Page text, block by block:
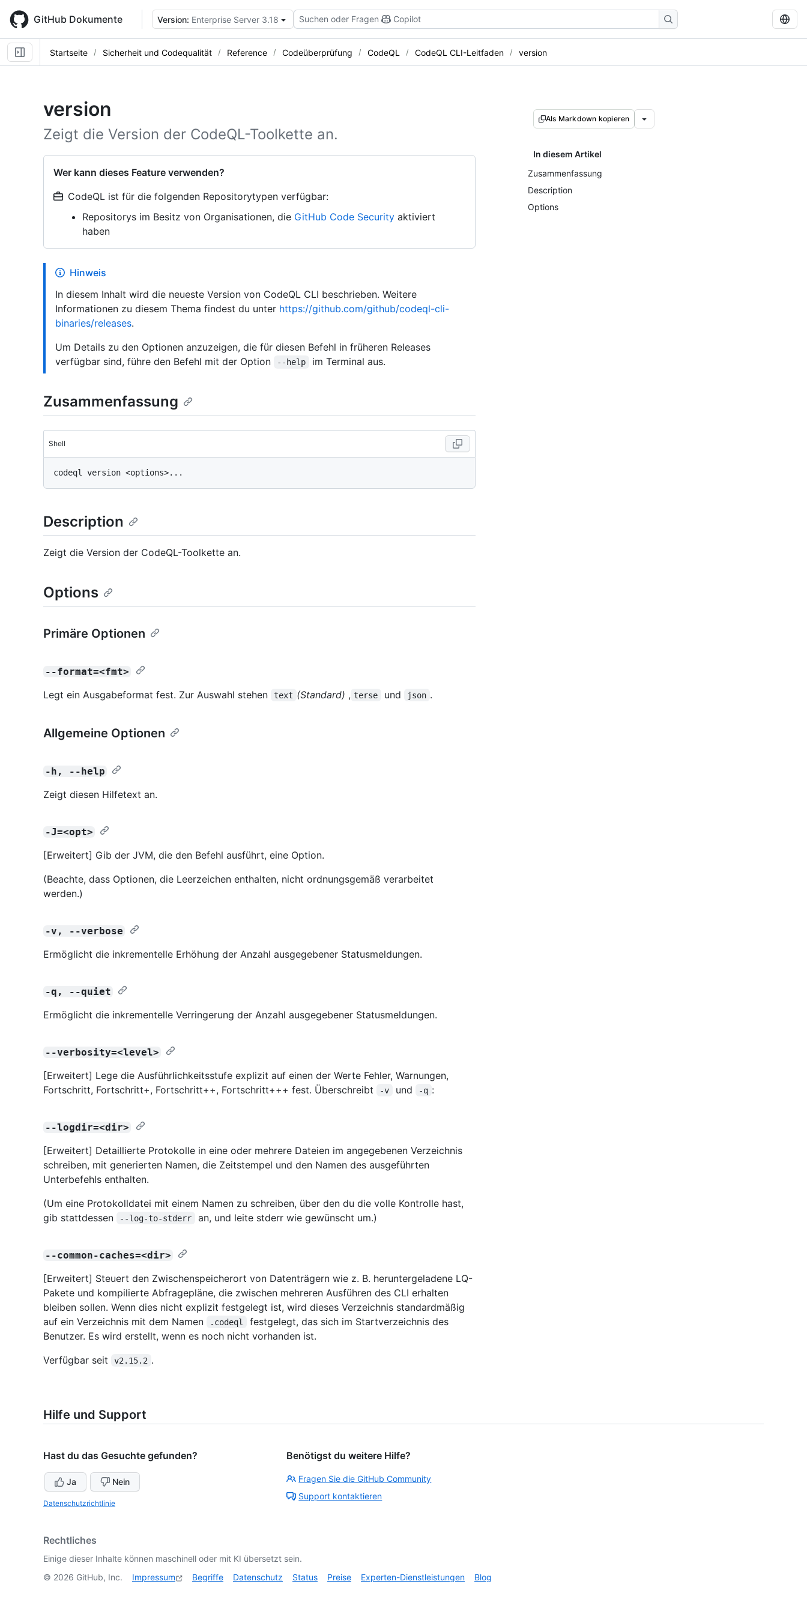
main
content
GitHub Dokumente Version: Enterprise Server 3.18 Suchen oder Fragen Copilot
Startseite Sicherheit und Codequalität Reference Codeüberprüfung CodeQL CodeQL CLI-Leitfaden version
version
Zeigt die Version der CodeQL-Toolkette an.
Wer kann dieses Feature verwenden?
CodeQL ist für die folgenden Repositorytypen verfügbar:
Repositorys im Besitz von Organisationen, die GitHub Code Security aktiviert
haben
Als Markdown kopieren
In diesem Artikel
Zusammenfassung
Description
Options
Hinweis
In diesem Inhalt wird die neueste Version von CodeQL CLI beschrieben. Weitere
Informationen zu diesem Thema findest du unter https://github.com/github/codeql-cli-
binaries/releases.
Um Details zu den Optionen anzuzeigen, die für diesen Befehl in früheren Releases
verfügbar sind, führe den Befehl mit der Option
--help im Terminal aus.
Zusammenfassung
Shell
Description
Zeigt die Version der CodeQL-Toolkette an.
Options
Primäre Optionen
--format=<fmt>
Legt ein Ausgabeformat fest. Zur Auswahl stehen text (Standard) , terse und json .
Allgemeine Optionen
-h, --help
Zeigt diesen Hilfetext an.
-J=<opt>
[Erweitert] Gib der JVM, die den Befehl ausführt, eine Option.
(Beachte, dass Optionen, die Leerzeichen enthalten, nicht ordnungsgemäß verarbeitet
werden.)
-v, --verbose
Ermöglicht die inkrementelle Erhöhung der Anzahl ausgegebener Statusmeldungen.
-q, --quiet
Ermöglicht die inkrementelle Verringerung der Anzahl ausgegebener Statusmeldungen.
--verbosity=<level>
[Erweitert] Lege die Ausführlichkeitsstufe explizit auf einen der Werte Fehler, Warnungen,
Fortschritt, Fortschritt+, Fortschritt++, Fortschritt+++ fest. Überschreibt
-v und -q :
--logdir=<dir>
[Erweitert] Detaillierte Protokolle in eine oder mehrere Dateien im angegebenen Verzeichnis
schreiben, mit generierten Namen, die Zeitstempel und den Namen des ausgeführten
Unterbefehls enthalten.
(Um eine Protokolldatei mit einem Namen zu schreiben, über den du die volle Kontrolle hast,
gib stattdessen
--log-to-stderr an, und leite stderr wie gewünscht um.)
--common-caches=<dir>
[Erweitert] Steuert den Zwischenspeicherort von Datenträgern wie z. B. heruntergeladene LQ-
Pakete und kompilierte Abfragepläne, die zwischen mehreren Ausführen des CLI erhalten
bleiben sollen. Wenn dies nicht explizit festgelegt ist, wird dieses Verzeichnis standardmäßig
auf ein Verzeichnis mit dem Namen
.codeql
festgelegt, das sich im Startverzeichnis des
Benutzer. Es wird erstellt, wenn es noch nicht vorhanden ist.
Verfügbar seit
v2.15.2 .
Hilfe und Support
Hast du das Gesuchte gefunden?
Ja Nein
Datenschutzrichtlinie
Benötigst du weitere Hilfe?
Fragen Sie die GitHub Community
Support kontaktieren
Rechtliches
Einige dieser Inhalte können maschinell oder mit KI übersetzt sein.
© 2026 GitHub, Inc. Impressum Begriffe Datenschutz Status Preise Experten-Dienstleistungen Blog